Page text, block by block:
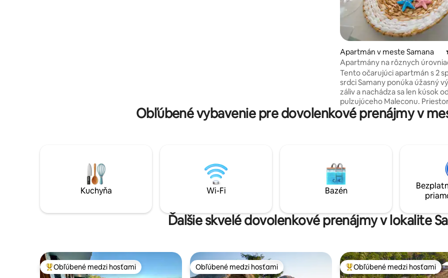
Apartmán v meste Samana
Apartmány na rôznych
1. ÚROVEŇ
Tento očarujúci apartmán s 2
srdci Samany ponúka úžasný
záliv a nachádza sa len kúsok
pulzujúceho Maleconu.
ideálny pre páry alebo malé
krásne zariadený a ponúka
balkóna alebo sa prejdite
nábrežia. Ideálne pre tých,
zažiť to najlepšie zo Samany, s
prístupom k miestnym
obchodom a atrakciám.
Obľúbené vybavenie pre dovolenkové prenájmy v
Kuchyňa Wi-Fi Bazén
Ďalšie skvelé dovolenkové prenájmy v lokalite
Najobľúbenejšie medzi hosťami
Obľúbené medzi hosťami Obľúbené medzi hosťami
Obľúbené medzi hosťami Najobľúbenejšie medzi hosťami
Obľúbené medzi hosťami